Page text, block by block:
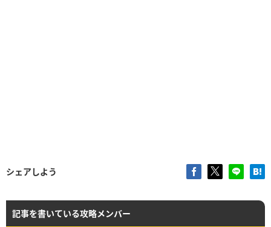
シェアしよう
記事を書いている攻略メンバー